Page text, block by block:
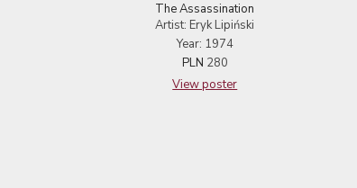
The Assassination
Artist: Eryk Lipiński
Year: 1974
PLN 280
View poster